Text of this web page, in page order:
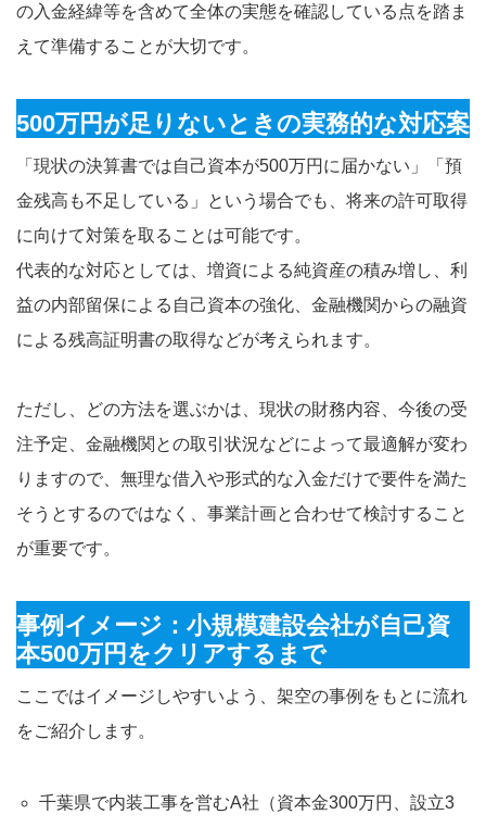
の入金経緯等を含めて全体の実態を確認している点を踏ま
えて準備することが大切です。
500万円が足りないときの実務的な対応案
「現状の決算書では自己資本が500万円に届かない」「預
金残高も不足している」という場合でも、将来の許可取得
に向けて対策を取ることは可能です。
代表的な対応としては、増資による純資産の積み増し、利
益の内部留保による自己資本の強化、金融機関からの融資
による残高証明書の取得などが考えられます。
ただし、どの方法を選ぶかは、現状の財務内容、今後の受
注予定、金融機関との取引状況などによって最適解が変わ
りますので、無理な借入や形式的な入金だけで要件を満た
そうとするのではなく、事業計画と合わせて検討すること
が重要です。
事例イメージ：小規模建設会社が自己資
本500万円をクリアするまで
ここではイメージしやすいよう、架空の事例をもとに流れ
をご紹介します。
千葉県で内装工事を営むA社（資本金300万円、設立3